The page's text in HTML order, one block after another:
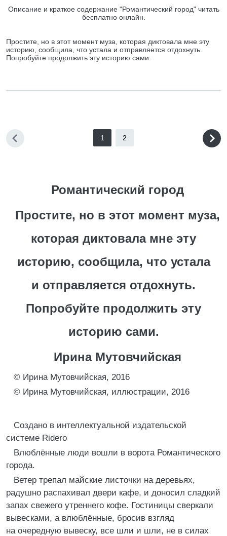
Описание и краткое содержание "Романтический город" читать
бесплатно онлайн.
Простите, но в этот момент муза, которая диктовала мне эту
историю, сообщила, что устала и отправляется отдохнуть.
Попробуйте продолжить эту историю сами.
1 2
Романтический город
Простите, но в этот момент муза,
которая диктовала мне эту
историю, сообщила, что устала
и отправляется отдохнуть.
Попробуйте продолжить эту
историю сами.
Ирина Мутовчийская
© Ирина Мутовчийская, 2016
© Ирина Мутовчийская, иллюстрации, 2016
Создано в интеллектуальной издательской
системе Ridero
Влюблённые люди вошли в ворота Романтического
города.
Ветер трепал майские листочки на деревьях,
радушно распахивал двери кафе, и доносил сладкий
запах свежего утреннего кофе. Гостиницы сверкали
вывесками, а влюблённые, бросив взгляд
на очередную вывеску, все шли и шли, не в силах